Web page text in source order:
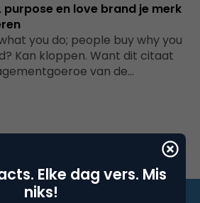
en love brand je merk
you do; people buy why you
Kan kloppen. Want dit citaat
van de…
Elke dag vers. Mis
niks!